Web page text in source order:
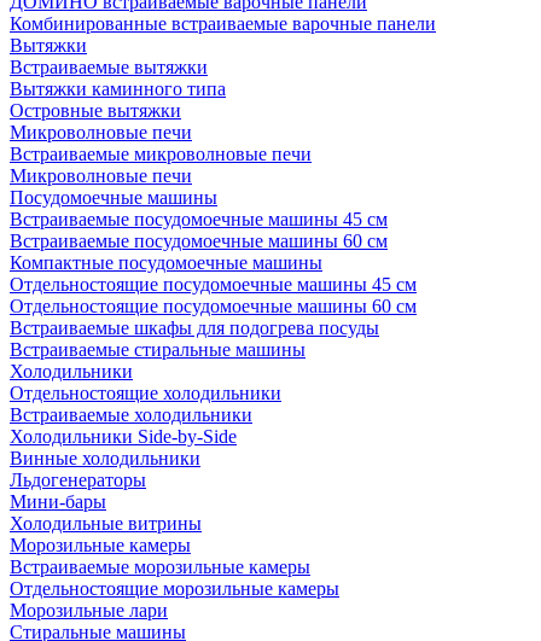
Комбинированные встраиваемые варочные панели
Вытяжки
Встраиваемые вытяжки
Вытяжки каминного типа
Островные вытяжки
Микроволновые печи
Встраиваемые микроволновые печи
Микроволновые печи
Посудомоечные машины
Встраиваемые посудомоечные машины 45 см
Встраиваемые посудомоечные машины 60 см
Компактные посудомоечные машины
Отдельностоящие посудомоечные машины 45 см
Отдельностоящие посудомоечные машины 60 см
Встраиваемые шкафы для подогрева посуды
Встраиваемые стиральные машины
Холодильники
Отдельностоящие холодильники
Встраиваемые холодильники
Холодильники Side-by-Side
Винные холодильники
Льдогенераторы
Мини-бары
Холодильные витрины
Морозильные камеры
Встраиваемые морозильные камеры
Отдельностоящие морозильные камеры
Морозильные лари
Стиральные машины